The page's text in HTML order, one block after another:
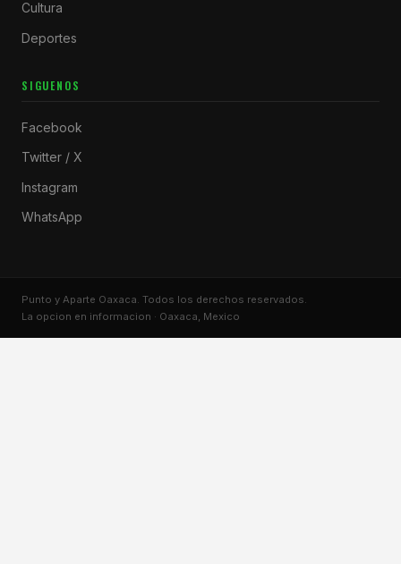
Cultura
Deportes
SIGUENOS
Facebook
Twitter / X
Instagram
WhatsApp
Punto y Aparte Oaxaca. Todos los derechos reservados.
La opcion en informacion · Oaxaca, Mexico